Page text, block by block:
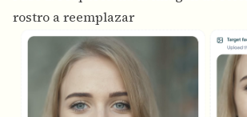
rostro a reemplazar